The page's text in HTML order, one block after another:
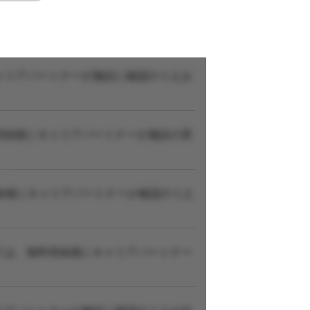
アパートナーが施設に確認のうえお
後にキャリアパートナーが施設の実
にキャリアパートナーが確認のうえ